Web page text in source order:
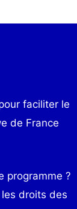
faciliter le
de France
programme ?
droits des